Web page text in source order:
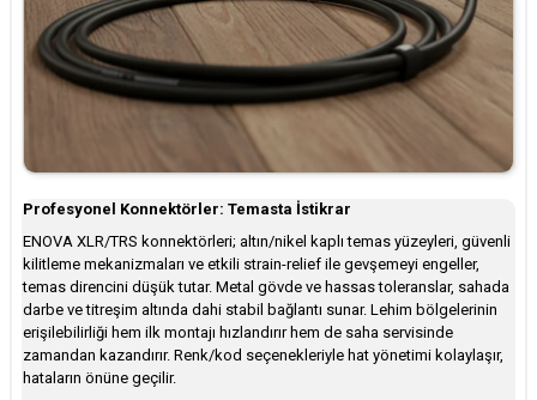
Profesyonel Konnektörler: Temasta İstikrar
ENOVA XLR/TRS konnektörleri; altın/nikel kaplı temas yüzeyleri, güvenli
kilitleme mekanizmaları ve etkili strain-relief ile gevşemeyi engeller,
temas direncini düşük tutar. Metal gövde ve hassas toleranslar, sahada
darbe ve titreşim altında dahi stabil bağlantı sunar. Lehim bölgelerinin
erişilebilirliği hem ilk montajı hızlandırır hem de saha servisinde
zamandan kazandırır. Renk/kod seçenekleriyle hat yönetimi kolaylaşır,
hataların önüne geçilir.